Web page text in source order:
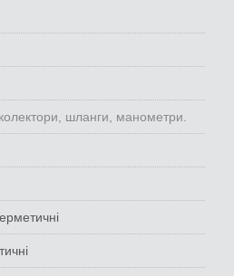
шланги, манометри.